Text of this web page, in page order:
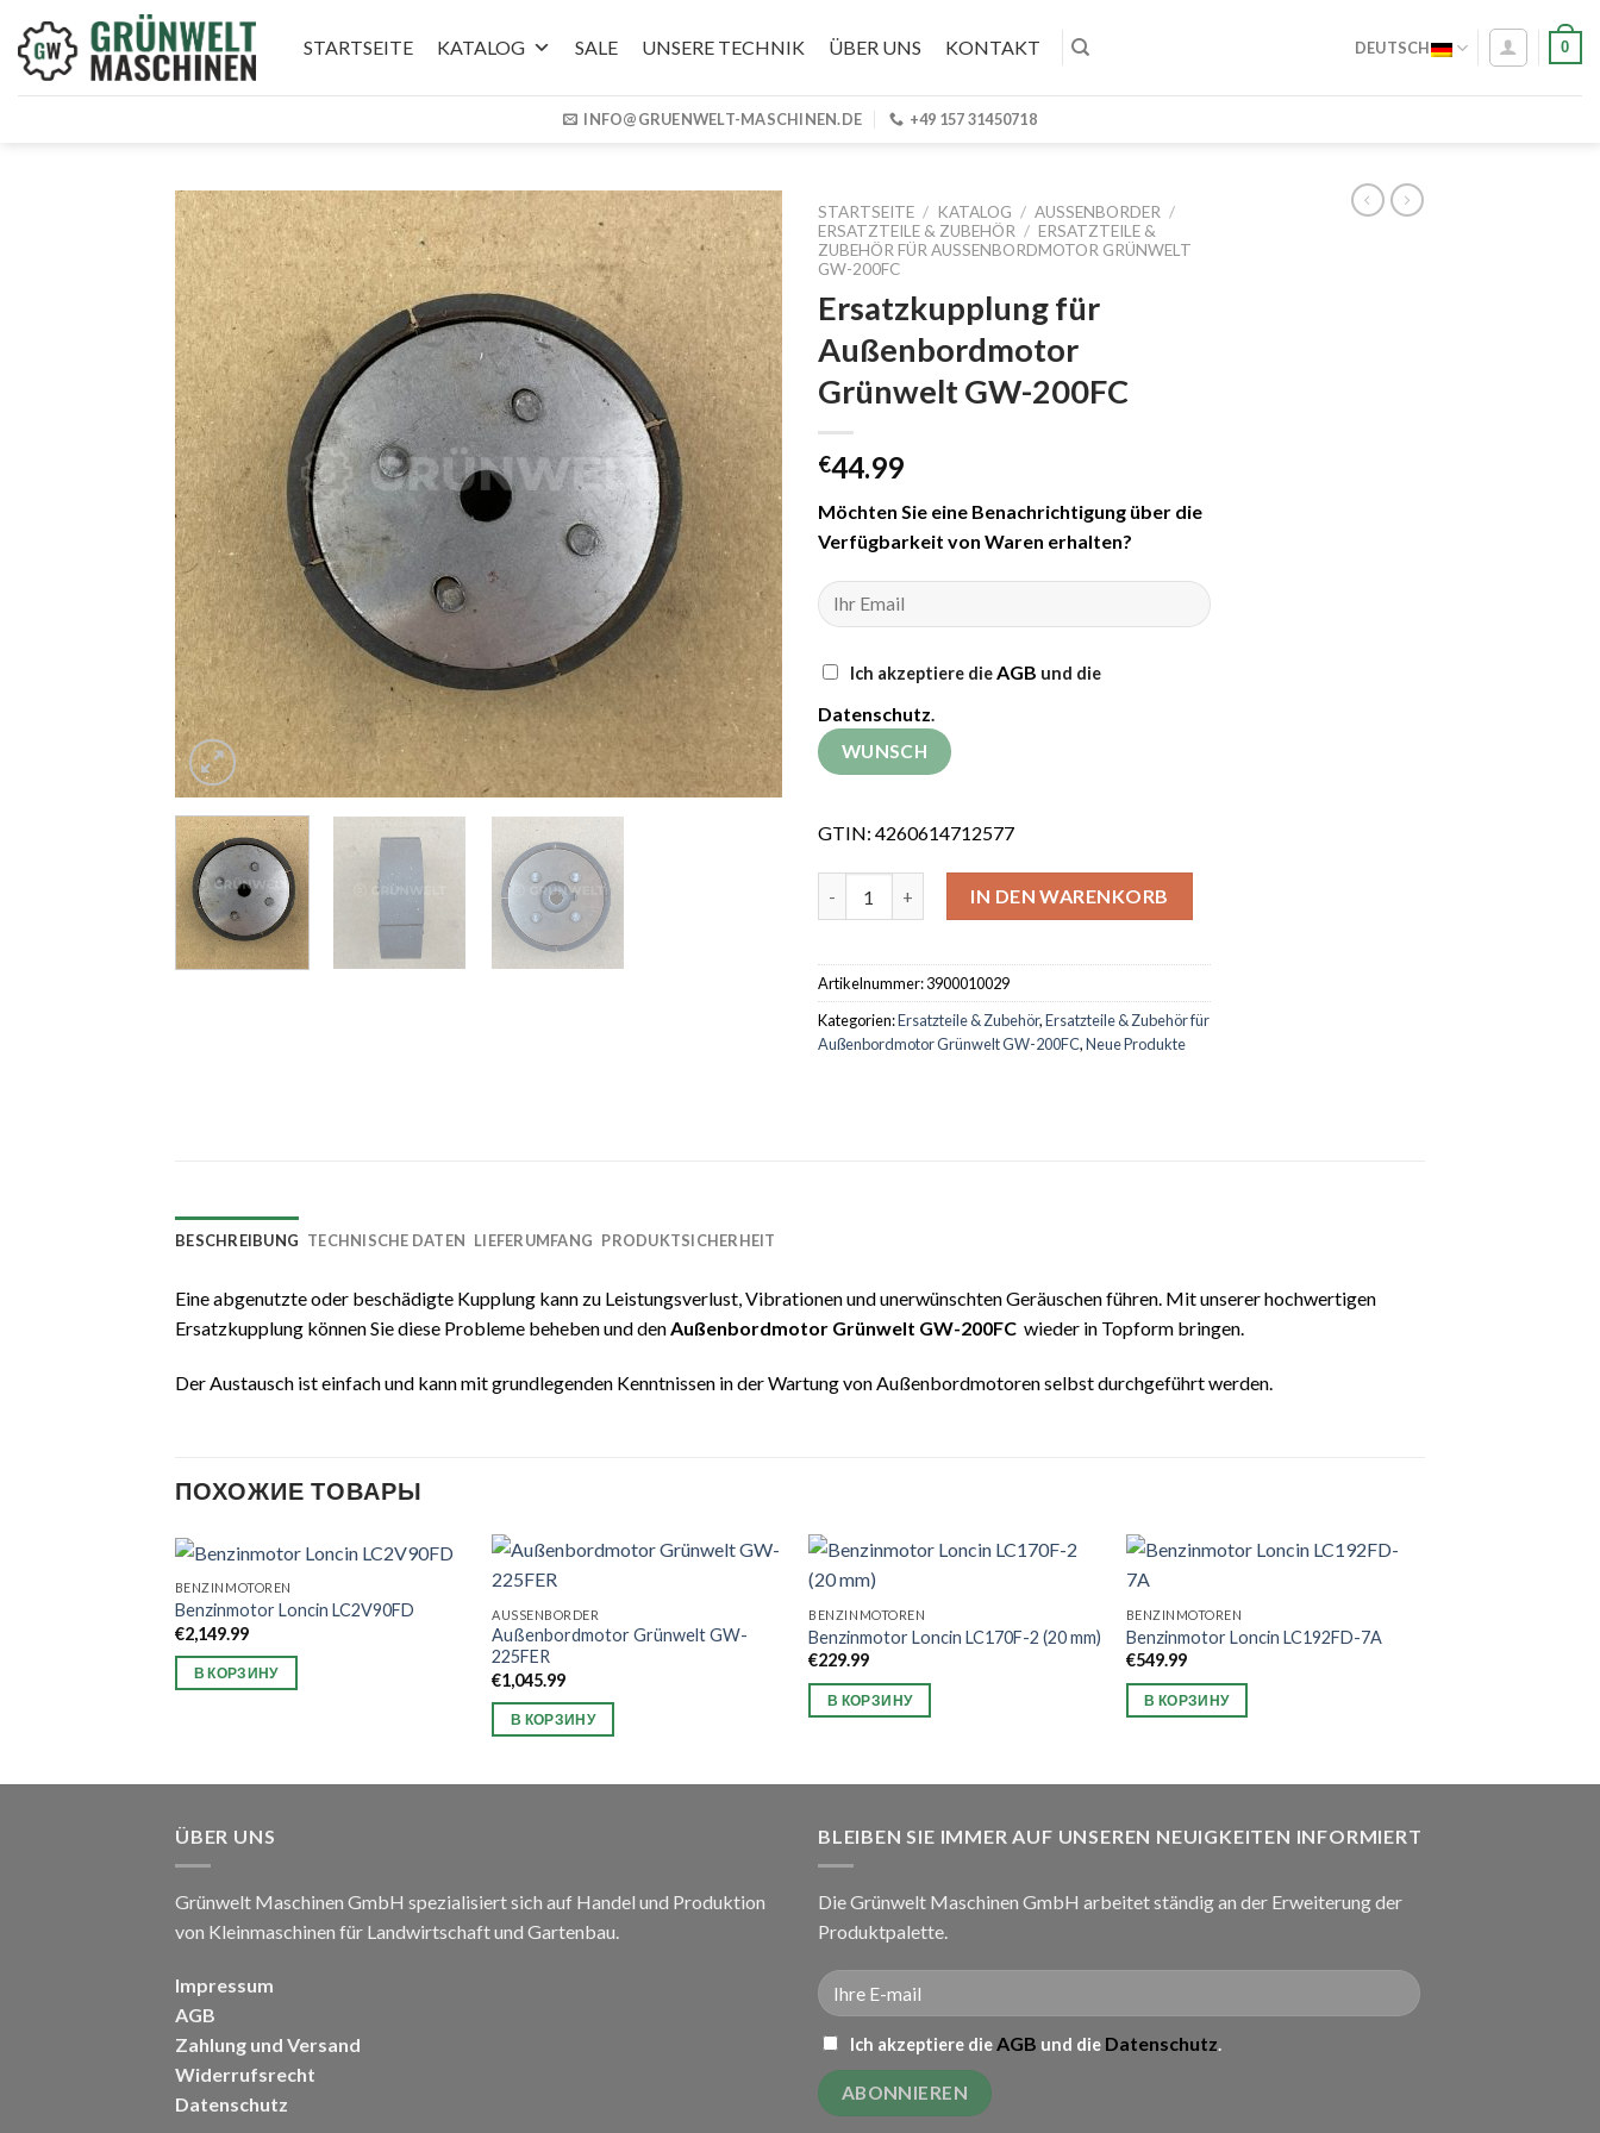
content
STARTSEITE KATALOG SALE UNSERE TECHNIK ÜBER UNS KONTAKT DEUTSCH 0
INFO@GRUENWELT-MASCHINEN.DE +49 157 31450718
STARTSEITE / KATALOG / AUSSENBORDER
/
ERSATZTEILE & ZUBEHÖR / ERSATZTEILE &
ZUBEHÖR FÜR AUSSENBORDMOTOR GRÜNWELT G
W-200FC
Ersatzkupplung für
Außenbordmotor
Grünwelt GW-200FC
€44.99
Möchten Sie eine Benachrichtigung über die
Verfügbarkeit von Waren erhalten?
Ich akzeptiere dieAGB und die
Datenschutz.
GTIN: 4260614712577
IN DEN WARENKORB
Artikelnummer:3900010029
Kategorien:Ersatzteile & Zubehör,Ersatzteile & Zubehör für
Außenbordmotor Grünwelt GW-200FC,Neue Produkte
BESCHREIBUNG TECHNISCHE DATEN LIEFERUMFANG PRODUKTSICHERHEIT
Eine abgenutzte oder beschädigte Kupplung kann zu Leistungsverlust, Vibrationen und unerwünschten Geräuschen führen. Mit unserer hochwertigen
Ersatzkupplung können Sie diese Probleme beheben und denAußenbordmotor Grünwelt GW-200FC wieder in Topform bringen.
Der Austausch ist einfach und kann mit grundlegenden Kenntnissen in der Wartung von Außenbordmotoren selbst durchgeführt werden.
ПОХОЖИЕ ТОВАРЫ
BENZINMOTOREN
Benzinmotor Loncin LC2V90FD
€2,149.99
В КОРЗИНУ
AUSSENBORDER
Außenbordmotor Grünwelt GW-
225FER
€1,045.99
В КОРЗИНУ
BENZINMOTOREN
Benzinmotor Loncin LC170F-2 (20 mm)
€229.99
В КОРЗИНУ
BENZINMOTOREN
Benzinmotor Loncin LC192FD-7A
€549.99
В КОРЗИНУ
ÜBER UNS
Grünwelt Maschinen GmbH spezialisiert sich auf Handel und Produktion
von Kleinmaschinen für Landwirtschaft und Gartenbau.
Impressum
AGB
Zahlung und Versand
Widerrufsrecht
Datenschutz
BLEIBEN SIE IMMER AUF UNSEREN NEUIGKEITEN INFORMIERT
Die Grünwelt Maschinen GmbH arbeitet ständig an der Erweiterung der
Produktpalette.
Ich akzeptiere dieAGB und die Datenschutz.